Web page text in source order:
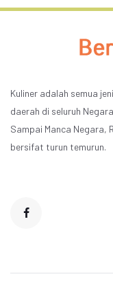
Kuliner adalah semua
daerah di seluruh
Sampai Manca Negara,
bersifat turun temurun.